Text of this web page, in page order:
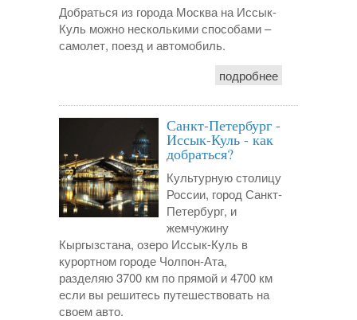
Добраться из города Москва на Иссык-
Куль можно несколькими способами –
самолет, поезд и автомобиль.
подробнее
Санкт-Петербург -
Иссык-Куль - как
добраться?
Культурную столицу
России, город Санкт-
Петербург, и
жемчужину
Кыргызстана, озеро Иссык-Куль в
курортном городе Чолпон-Ата,
разделяю 3700 км по прямой и 4700 км
если вы решитесь путешествовать на
своем авто.